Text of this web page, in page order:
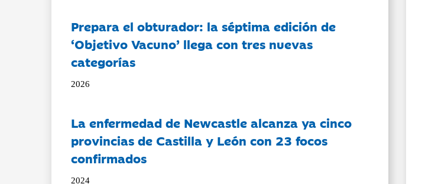
Prepara el obturador: la séptima edición de
‘Objetivo Vacuno’ llega con tres nuevas
categorías
2026
La enfermedad de Newcastle alcanza ya cinco
provincias de Castilla y León con 23 focos
confirmados
2024